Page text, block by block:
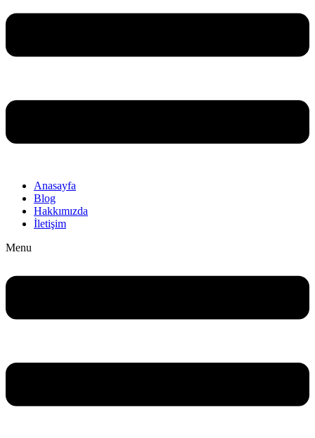
Anasayfa
Blog
Hakkımızda
İletişim
Menu